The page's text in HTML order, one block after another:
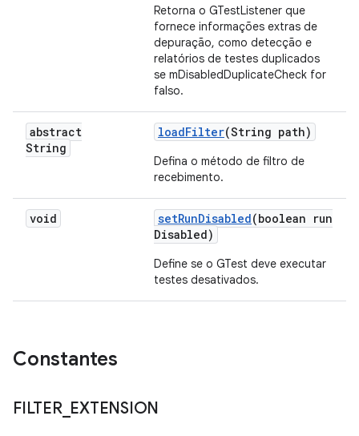
Retorna o GTestListener que
fornece informações extras de
depuração, como detecção e
relatórios de testes duplicados
se mDisabledDuplicateCheck for
falso.
abstract
String
loadFilter(String path)
Defina o método de filtro de
recebimento.
void setRunDisabled(boolean run
Disabled)
Define se o GTest deve executar
testes desativados.
Constantes
FILTER_ EXTENSION